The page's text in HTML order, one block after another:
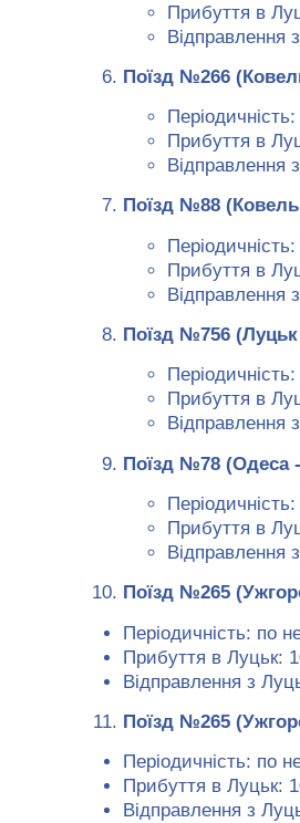
Прибуття в
Відправлення
Поїзд №266
Прибуття в
Відправлення
Поїзд №88
Прибуття в
Відправлення
Поїзд №756 (Луцьк
Прибуття в
Відправлення
Поїзд №78 (Одеса
Прибуття в
Відправлення
Поїзд №265
Періодичність: по
Прибуття в Луцьк:
Відправлення з
Поїзд №265
Періодичність: по
Прибуття в Луцьк:
Відправлення з